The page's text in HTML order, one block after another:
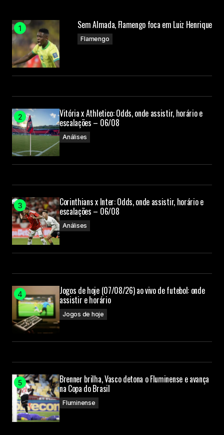
Sem Almada, Flamengo foca em Luiz Henrique
Flamengo
Vitória x Athletico: Odds, onde assistir, horário e
escalações – 06/08
Análises
Corinthians x Inter: Odds, onde assistir, horário e
escalações – 06/08
Análises
Jogos de hoje (07/08/26) ao vivo de futebol: onde
assistir e horário
Jogos de hoje
Brenner brilha, Vasco detona o Fluminense e avança
na Copa do Brasil
Fluminense